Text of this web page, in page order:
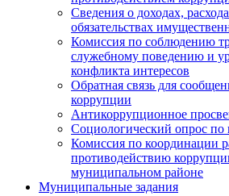
Сведения о доходах,
обязательствах
Комиссия по соблюдению
служебному поведению и
конфликта интересов
Обратная связь для
коррупции
Антикоррупционное
Социологический опрос по
Комиссия по координации
противодействию
муниципальном районе
Муниципальные задания